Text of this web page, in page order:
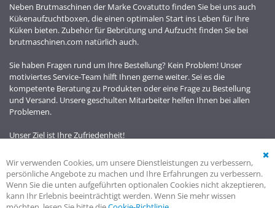
Neben Brutmaschinen der Marke Covatutto finden Sie bei uns auch
Kükenaufzuchtboxen, die einen optimalen Start ins Leben für Ihre
Küken bieten. Zubehör für Bebrütung und Aufzucht finden Sie bei
brutmaschinen.com natürlich auch.
Sie haben Fragen rund um Ihre Bestellung? Kein Problem! Unser
motiviertes Service-Team hilft Ihnen gerne weiter. Sei es die
kompetente Beratung zu Produkten oder eine Frage zu Bestellung
und Versand. Unsere geschulten Mitarbeiter helfen Ihnen bei allen
Problemen.
Unser Ziel ist Ihre Zufriedenheit!
Wir verwenden Cookies, um unsere Dienstleistungen zu verbessern,
persönliche Angebote zu machen und Ihre Erfahrungen zu verbessern.
Wenn Sie die unten aufgeführten optionalen Cookies nicht akzeptieren,
kann Ihr Erlebnis beeinträchtigt werden. Wenn Sie mehr wissen